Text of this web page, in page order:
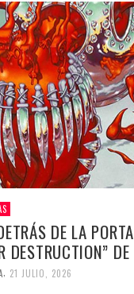
DE LA
DESTRUCTION”
21 JULIO, 2026